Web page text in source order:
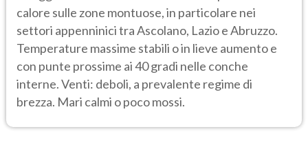
calore sulle zone montuose, in particolare nei
settori appenninici tra Ascolano, Lazio e Abruzzo.
Temperature massime stabili o in lieve aumento e
con punte prossime ai 40 gradi nelle conche
interne. Venti: deboli, a prevalente regime di
brezza. Mari calmi o poco mossi.